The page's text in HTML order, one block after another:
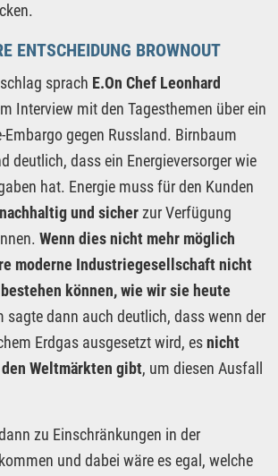
ENTSCHEIDUNG BROWNOUT
sprach E.On Chef Leonhard
Interview mit den Tagesthemen über ein
Embargo gegen Russland. Birnbaum
deutlich, dass ein Energieversorger wie
hat. Energie muss für den Kunden
und sicherzur Verfügung
Wenn dies nicht mehr möglich
moderne Industriegesellschaft nicht
können, wie wir sie heute
sagte dann auch deutlich, dass wenn der
Erdgas ausgesetzt wird, esnicht
Weltmärkten gibt, um diesen Ausfall
zu Einschränkungen in der
und dabei wäre es egal, welche